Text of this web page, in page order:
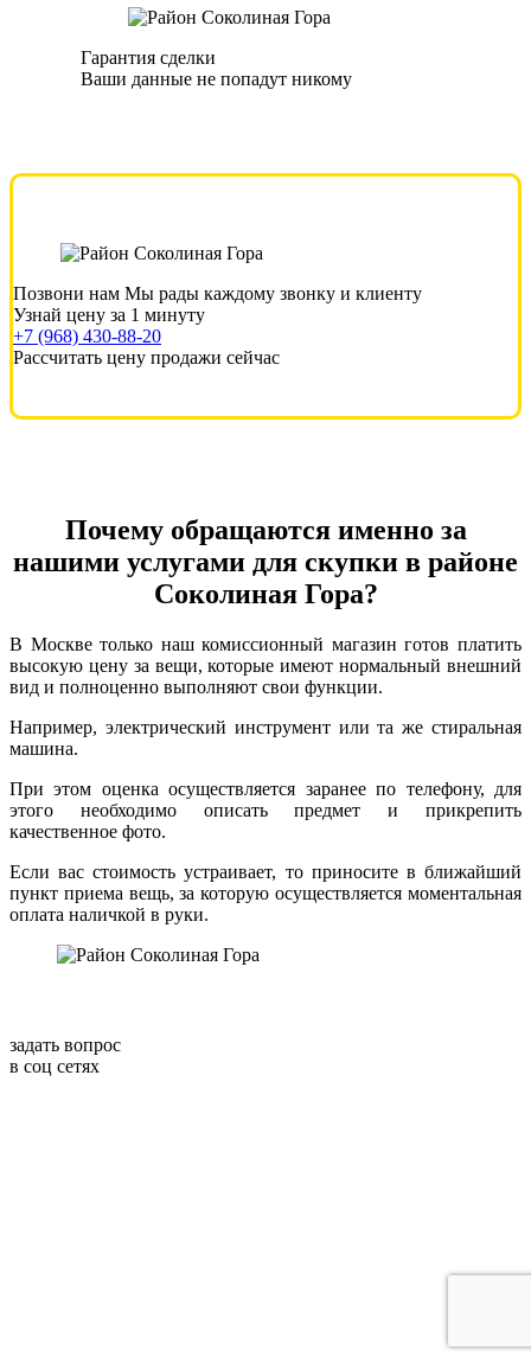
Гарантия сделки
Ваши данные не попадут никому
Позвони нам Мы рады каждому звонку и клиенту
Узнай цену за 1 минуту
+7 (968) 430-88-20
Рассчитать цену продажи сейчас
Почему обращаются именно за
нашими услугами для скупки в районе
Соколиная Гора?
В Москве только наш комиссионный магазин готов платить
высокую цену за вещи, которые имеют нормальный внешний
вид и полноценно выполняют свои функции.
Например, электрический инструмент или та же стиральная
машина.
При этом оценка осуществляется заранее по телефону, для
этого необходимо описать предмет и прикрепить
качественное фото.
Если вас стоимость устраивает, то приносите в ближайший
пункт приема вещь, за которую осуществляется моментальная
оплата наличкой в руки.
задать вопрос
в соц сетях